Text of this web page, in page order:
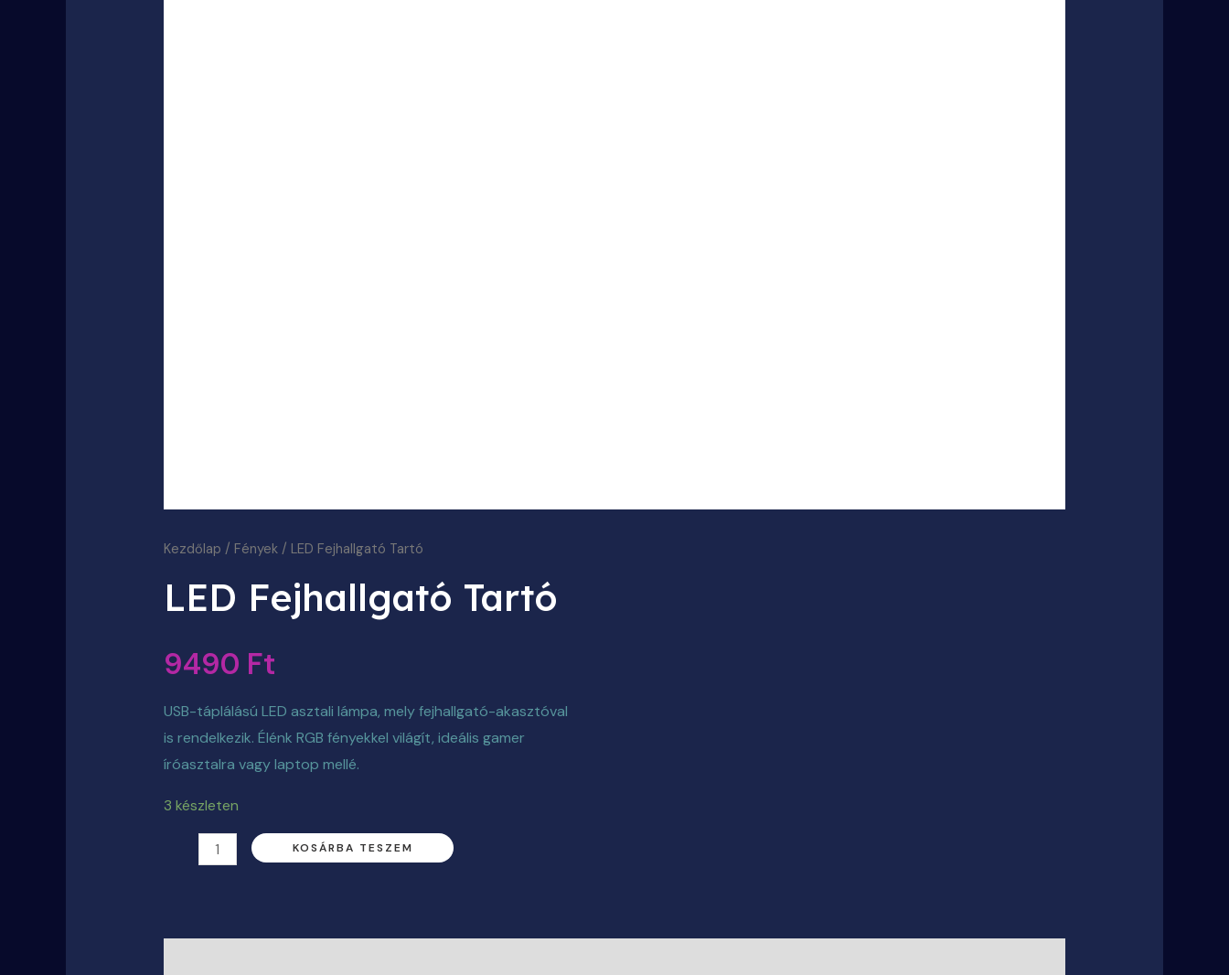
Kezdőlap / Fények/ LED Fejhallgató Tartó
LED Fejhallgató Tartó
9490 Ft
USB-táplálású LED asztali lámpa, mely fejhallgató-akasztóval
is rendelkezik. Élénk RGB fényekkel világít, ideális gamer
íróasztalra vagy laptop mellé.
3 készleten
KOSÁRBA TESZEM